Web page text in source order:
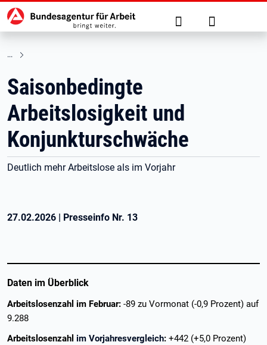
zu den Hauptinhalten springen
Hauptnavigation Suche Anmelden
Saisonbedingte
Arbeitslosigkeit und
Konjunkturschwäche
Deutlich mehr Arbeitslose als im Vorjahr
27.02.2026 | Presseinfo Nr. 13
Daten im Überblick
Arbeitslosenzahl im Februar: -89 zu Vormonat (-0,9 Prozent) auf
9.288
Arbeitslosenzahl im Vorjahresvergleich: +442 (+5,0 Prozent)